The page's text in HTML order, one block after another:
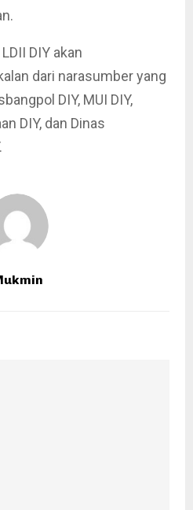
DIY akan
dari narasumber yang
DIY, MUI DIY,
DIY, dan Dinas